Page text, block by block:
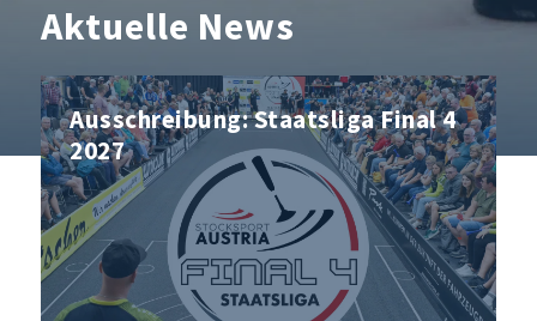
Aktuelle News
Ausschreibung: Staatsliga Final 4
2027